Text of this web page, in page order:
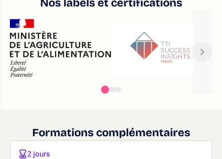
Nos labels et certifications
Formations complémentaires
2 jours